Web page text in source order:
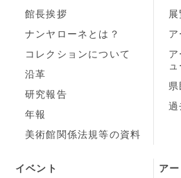
館長挨拶
ナンヤローネとは？
コレクションについて
沿革
研究報告
年報
美術館関係法規等の資料
過
イベント
ア